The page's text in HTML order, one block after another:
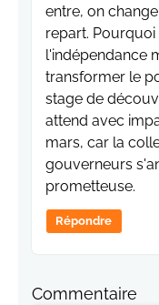
entre, on
repart.
l'indépendance
transformer le
stage de
attend avec
mars, car la
gouverneurs
prometteuse.
Répondre
Commentaire